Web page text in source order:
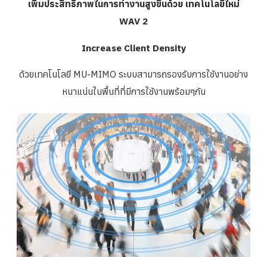
เพิ่มประสิทธิภาพในการทำงานสูงขึ้นด้วย เทคโนโลยีใหม่
WAV 2
Increase Client Density
ด้วยเทคโนโลยี MU-MIMO ระบบสามารถรองรับการใช้งานอย่าง
หนาแน่นในพื้นที่ที่มีการใช้งานพร้อมๆกัน